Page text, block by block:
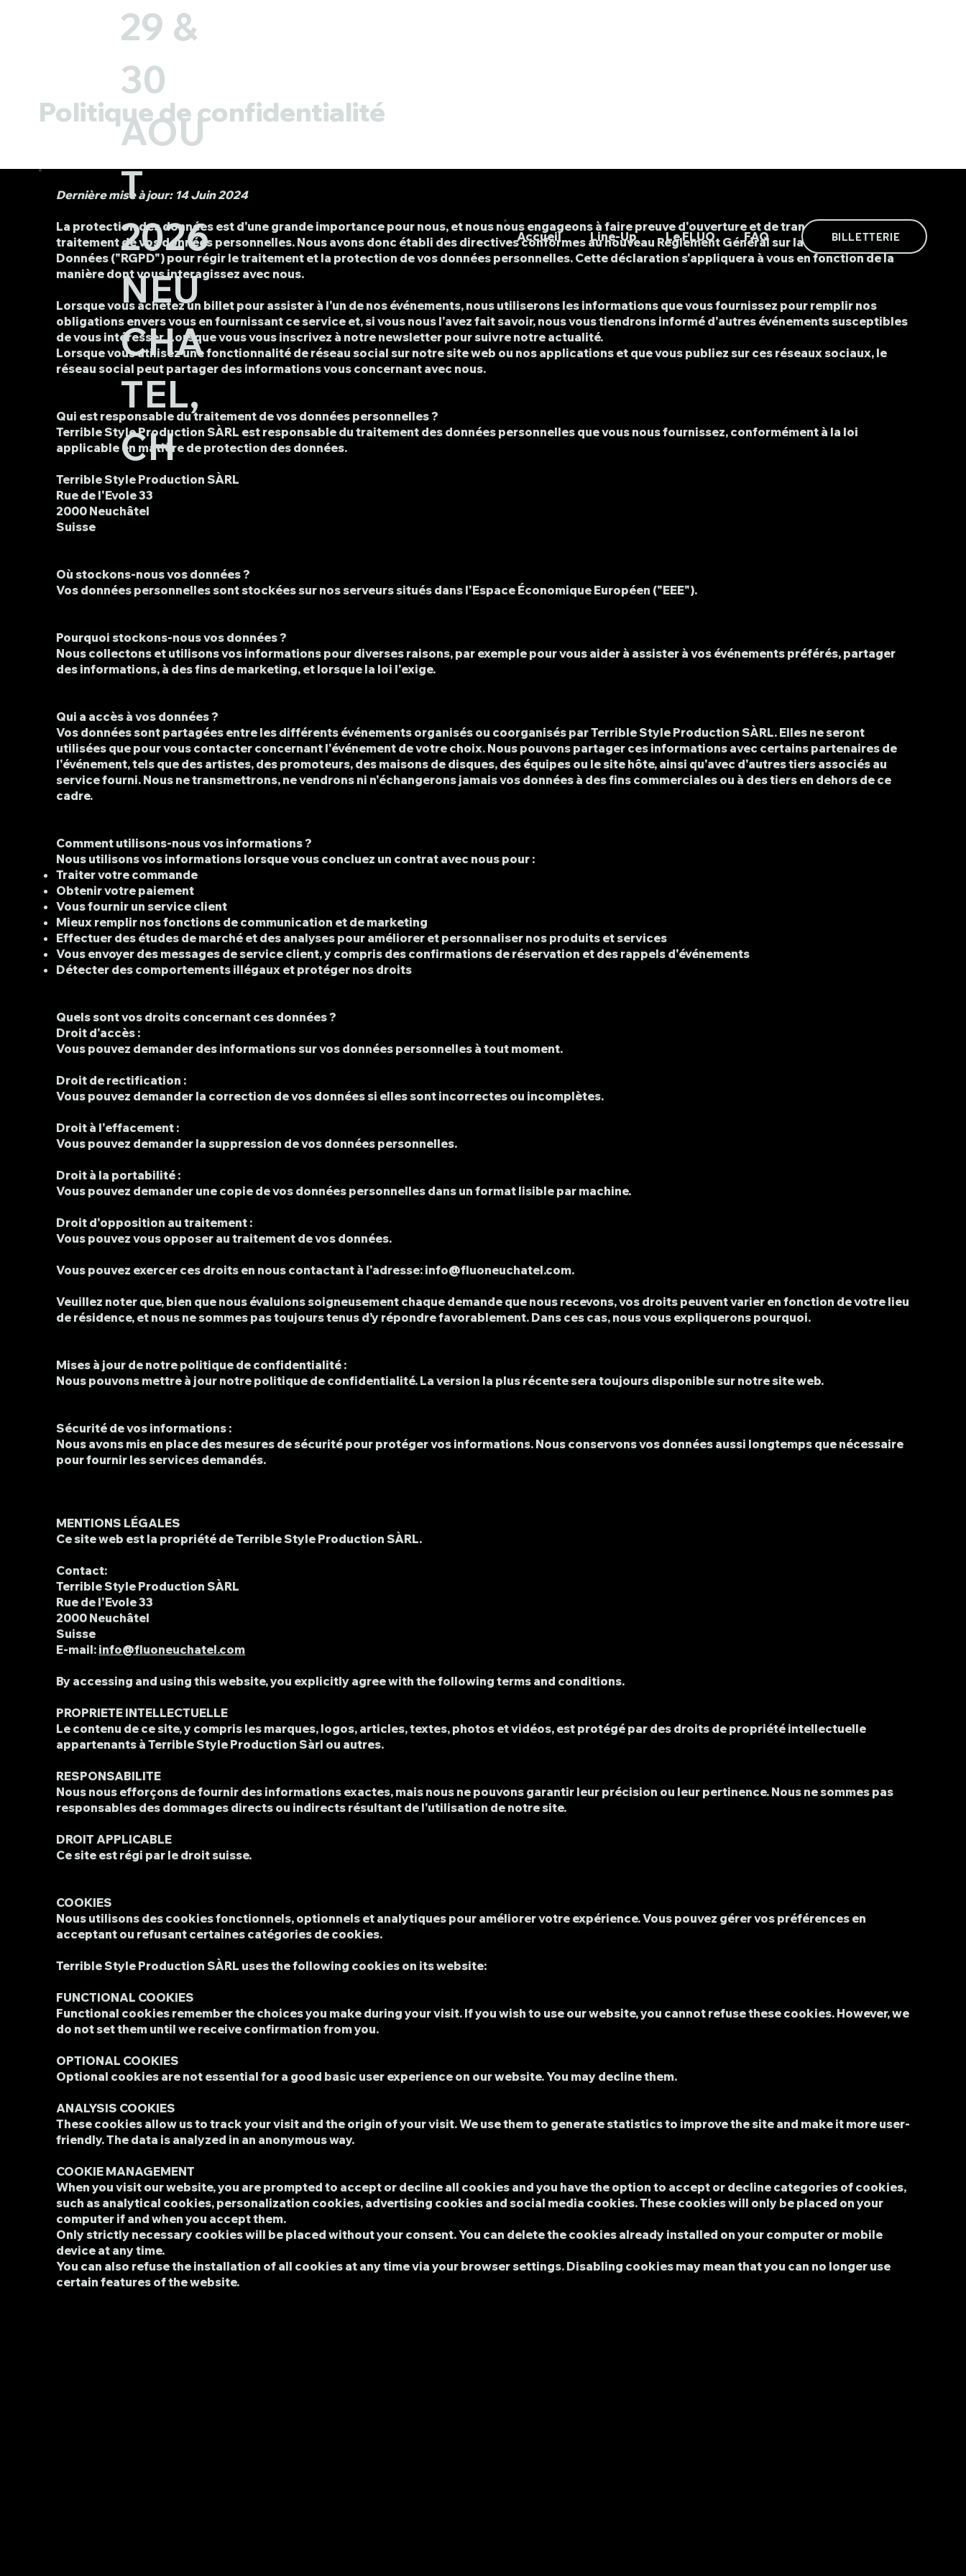
29 &
30
AOU
T
2026
NEU
CHA
TEL,
CH
Accueil Line-Up Le FLUO FAQ BILLETTERIE
Politique de confidentialité
Dernière mise à jour: 14 Juin 2024
La protection des données est d'une grande importance pour nous, et nous nous engageons à faire preuve d'ouverture et de transparence dans le
traitement de vos données personnelles. Nous avons donc établi des directives conformes au nouveau Règlement Général sur la Protection des
Données ("RGPD") pour régir le traitement et la protection de vos données personnelles. Cette déclaration s'appliquera à vous en fonction de la
manière dont vous interagissez avec nous.
Lorsque vous achetez un billet pour assister à l'un de nos événements, nous utiliserons les informations que vous fournissez pour remplir nos
obligations envers vous en fournissant ce service et, si vous nous l'avez fait savoir, nous vous tiendrons informé d'autres événements susceptibles
de vous intéresser. Lorsque vous vous inscrivez à notre newsletter pour suivre notre actualité.
Lorsque vous utilisez une fonctionnalité de réseau social sur notre site web ou nos applications et que vous publiez sur ces réseaux sociaux, le
réseau social peut partager des informations vous concernant avec nous.
Qui est responsable du traitement de vos données personnelles ?
Terrible Style Production SÀRL est responsable du traitement des données personnelles que vous nous fournissez, conformément à la loi
applicable en matière de protection des données.
Terrible Style Production SÀRL
Rue de l'Evole 33
2000 Neuchâtel
Suisse
Où stockons-nous vos données ?
Vos données personnelles sont stockées sur nos serveurs situés dans l'Espace Économique Européen ("EEE").
Pourquoi stockons-nous vos données ?
Nous collectons et utilisons vos informations pour diverses raisons, par exemple pour vous aider à assister à vos événements préférés, partager
des informations, à des fins de marketing, et lorsque la loi l'exige.
Qui a accès à vos données ?
Vos données sont partagées entre les différents événements organisés ou coorganisés par Terrible Style Production SÀRL. Elles ne seront
utilisées que pour vous contacter concernant l'événement de votre choix. Nous pouvons partager ces informations avec certains partenaires de
l'événement, tels que des artistes, des promoteurs, des maisons de disques, des équipes ou le site hôte, ainsi qu'avec d'autres tiers associés au
service fourni. Nous ne transmettrons, ne vendrons ni n'échangerons jamais vos données à des fins commerciales ou à des tiers en dehors de ce
cadre.
Comment utilisons-nous vos informations ?
Nous utilisons vos informations lorsque vous concluez un contrat avec nous pour :
Traiter votre commande
Obtenir votre paiement
Vous fournir un service client
Mieux remplir nos fonctions de communication et de marketing
Effectuer des études de marché et des analyses pour améliorer et personnaliser nos produits et services
Vous envoyer des messages de service client, y compris des confirmations de réservation et des rappels d'événements
Détecter des comportements illégaux et protéger nos droits
Quels sont vos droits concernant ces données ?
Droit d'accès :
Vous pouvez demander des informations sur vos données personnelles à tout moment.
Droit de rectification :
Vous pouvez demander la correction de vos données si elles sont incorrectes ou incomplètes.
Droit à l'effacement :
Vous pouvez demander la suppression de vos données personnelles.
Droit à la portabilité :
Vous pouvez demander une copie de vos données personnelles dans un format lisible par machine.
Droit d'opposition au traitement :
Vous pouvez vous opposer au traitement de vos données.
Vous pouvez exercer ces droits en nous contactant à l'adresse: info@fluoneuchatel.com.
Veuillez noter que, bien que nous évaluions soigneusement chaque demande que nous recevons, vos droits peuvent varier en fonction de votre lieu
de résidence, et nous ne sommes pas toujours tenus d’y répondre favorablement. Dans ces cas, nous vous expliquerons pourquoi.
Mises à jour de notre politique de confidentialité :
Nous pouvons mettre à jour notre politique de confidentialité. La version la plus récente sera toujours disponible sur notre site web.
Sécurité de vos informations :
Nous avons mis en place des mesures de sécurité pour protéger vos informations. Nous conservons vos données aussi longtemps que nécessaire
pour fournir les services demandés.
MENTIONS LÉGALES
Ce site web est la propriété de Terrible Style Production SÀRL.
Contact:
Terrible Style Production SÀRL
Rue de l'Evole 33
2000 Neuchâtel
Suisse
E-mail: info@fluoneuchatel.com
By accessing and using this website, you explicitly agree with the following terms and conditions.
PROPRIETE INTELLECTUELLE
Le contenu de ce site, y compris les marques, logos, articles, textes, photos et vidéos, est protégé par des droits de propriété intellectuelle
appartenants à Terrible Style Production Sàrl ou autres.
RESPONSABILITE
Nous nous efforçons de fournir des informations exactes, mais nous ne pouvons garantir leur précision ou leur pertinence. Nous ne sommes pas
responsables des dommages directs ou indirects résultant de l'utilisation de notre site.
DROIT APPLICABLE
Ce site est régi par le droit suisse.
COOKIES​
Nous utilisons des cookies fonctionnels, optionnels et analytiques pour améliorer votre expérience. Vous pouvez gérer vos préférences en
acceptant ou refusant certaines catégories de cookies.
Terrible Style Production SÀRL uses the following cookies on its website:
FUNCTIONAL COOKIES
Functional cookies remember the choices you make during your visit. If you wish to use our website, you cannot refuse these cookies. However, we
do not set them until we receive confirmation from you.
OPTIONAL COOKIES
Optional cookies are not essential for a good basic user experience on our website. You may decline them.
ANALYSIS COOKIES
These cookies allow us to track your visit and the origin of your visit. We use them to generate statistics to improve the site and make it more user-
friendly. The data is analyzed in an anonymous way.
COOKIE MANAGEMENT
When you visit our website, you are prompted to accept or decline all cookies and you have the option to accept or decline categories of cookies,
such as analytical cookies, personalization cookies, advertising cookies and social media cookies. These cookies will only be placed on your
computer if and when you accept them.
Only strictly necessary cookies will be placed without your consent. You can delete the cookies already installed on your computer or mobile
device at any time.
You can also refuse the installation of all cookies at any time via your browser settings. Disabling cookies may mean that you can no longer use
certain features of the website.